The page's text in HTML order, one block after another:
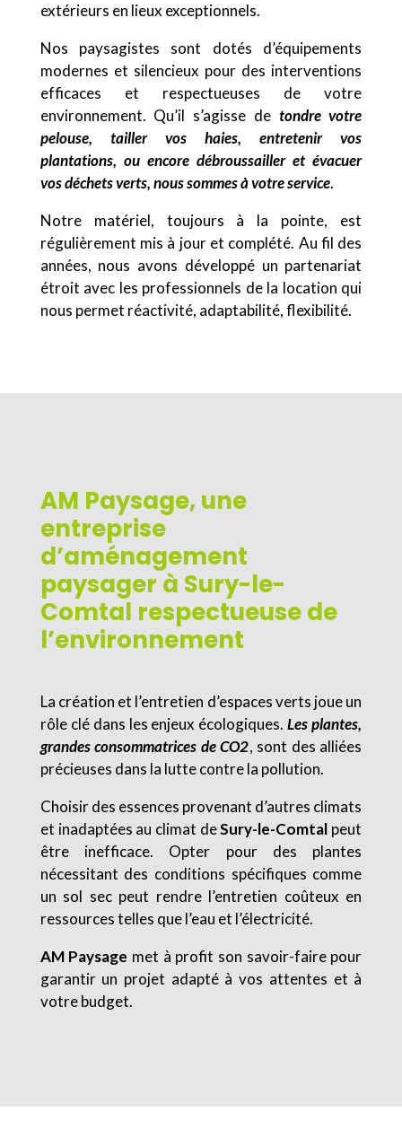
extérieurs en lieux exceptionnels.
Nos paysagistes sont dotés d’équipements
modernes et silencieux pour des interventions
efficaces et respectueuses de votre
environnement. Qu’il s’agisse de tondre votre
pelouse, tailler vos haies, entretenir vos
plantations, ou encore débroussailler et évacuer
vos déchets verts, nous sommes à votre service.
Notre matériel, toujours à la pointe, est
régulièrement mis à jour et complété. Au fil des
années, nous avons développé un partenariat
étroit avec les professionnels de la location qui
nous permet réactivité, adaptabilité, flexibilité.
AM Paysage, une
entreprise
d’aménagement
paysager à Sury-le-
Comtal respectueuse de
l’environnement
La création et l’entretien d’espaces verts joue un
rôle clé dans les enjeux écologiques.Les plantes,
grandes consommatrices de CO2, sont des alliées
précieuses dans la lutte contre la pollution.
Choisir des essences provenant d’autres climats
et inadaptées au climat deSury-le-Comtal peut
être inefficace. Opter pour des plantes
nécessitant des conditions spécifiques comme
un sol sec peut rendre l’entretien coûteux en
ressources telles que l’eau et l’électricité.
AM Paysage met à profit son savoir-faire pour
garantir un projet adapté à vos attentes et à
votre budget.